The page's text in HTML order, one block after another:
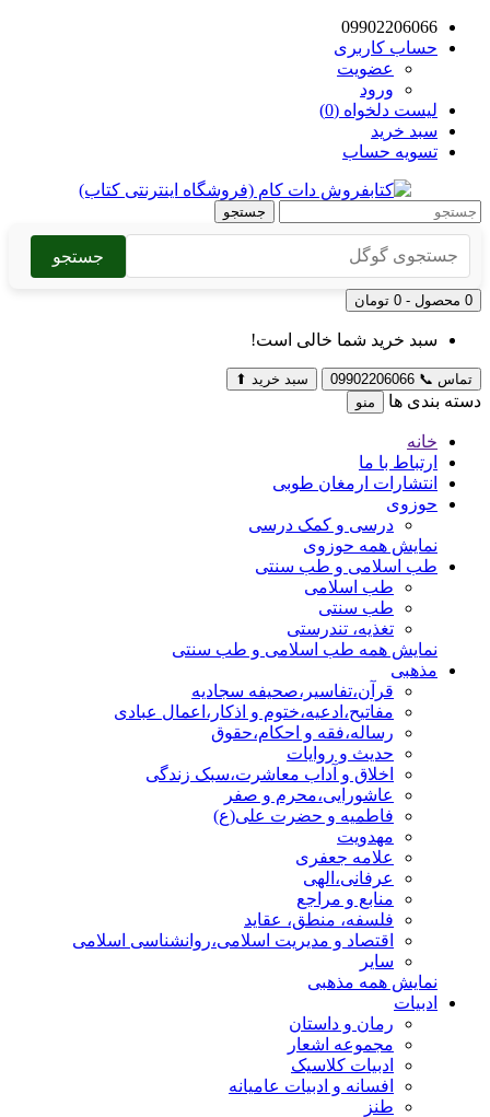
09902206066
حساب کاربری
عضویت
ورود
لیست دلخواه (0)
سبد خرید
تسویه حساب
جستجو
جستجو
0 محصول - 0 تومان
سبد خرید شما خالی است!
تماس 📞
09902206066 سبد خرید ⬆
دسته بندی ها منو
خانه
ارتباط با ما
انتشارات ارمغان طوبی
حوزوی
درسی و کمک درسی
نمایش همه حوزوی
طب اسلامی و طب سنتی
طب اسلامی
طب سنتی
تغذیه، تندرستی
نمایش همه طب اسلامی و طب سنتی
مذهبی
قرآن،تفاسیر،صحیفه سجادیه
مفاتیح،ادعیه،ختوم و اذکار،اعمال عبادی
رساله،فقه و احکام،حقوق
حدیث و روایات
اخلاق و آداب معاشرت،سبک زندگی
عاشورایی،محرم و صفر
فاطمیه و حضرت علی(ع)
مهدویت
علامه جعفری
عرفانی،الهی
منابع و مراجع
فلسفه، منطق، عقاید
اقتصاد و مدیریت اسلامی،روانشناسی اسلامی
سایر
نمایش همه مذهبی
ادبیات
رمان و داستان
مجموعه اشعار
ادبیات کلاسیک
افسانه و ادبیات عامیانه
طنز